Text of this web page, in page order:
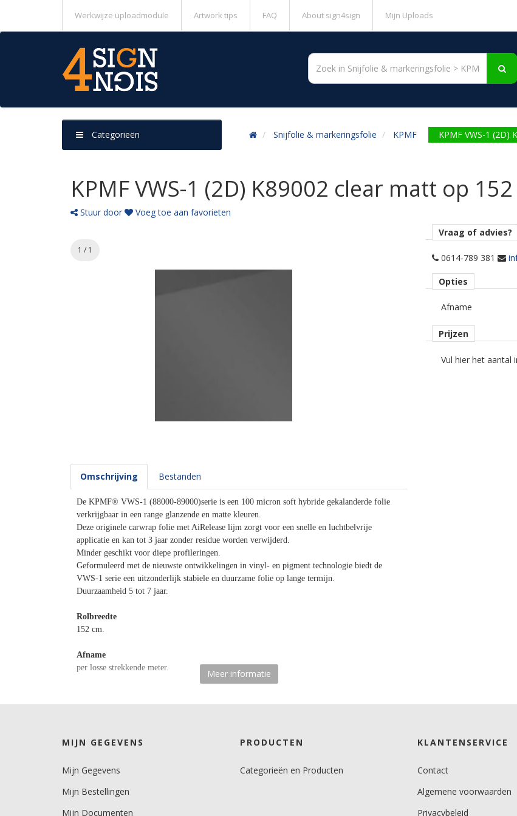
Werkwijze uploadmodule Artwork tips FAQ About sign4sign Mijn Uploads
Snijfolie & markeringsfolie KPMF KPMF VWS-1 (2D)
Categorieën
KPMF VWS-1 (2D) K89002 clear matt op
Stuur door Voeg toe aan favorieten
1 / 1
Omschrijving Bestanden
De KPMF® VWS-1 (88000-89000)serie is een 100 micron soft hybride gekalanderde folie
verkrijgbaar in een range glanzende en matte kleuren.
Deze originele carwrap folie met AiRelease lijm zorgt voor een snelle en luchtbelvrije
applicatie en kan tot 3 jaar zonder residue worden verwijderd.
Minder geschikt voor diepe profileringen.
Geformuleerd met de nieuwste ontwikkelingen in vinyl- en pigment technologie biedt de
VWS-1 serie een uitzonderlijk stabiele en duurzame folie op lange termijn.
Duurzaamheid 5 tot 7 jaar.
Rolbreedte
152 cm.
Afname
per losse strekkende meter.
semi-permanent, transparant, solvent.
Ondergrond
Dikte
Meer informatie
Vraag of advies?
0614-789 381
Opties
Afname
Prijzen
Vul hier het aantal
MIJN GEGEVENS
Mijn Gegevens
Mijn Bestellingen
Mijn Documenten
PRODUCTEN
Categorieën en Producten
KLANTENSERVICE
Contact
Algemene voorwaarden
Privacybeleid